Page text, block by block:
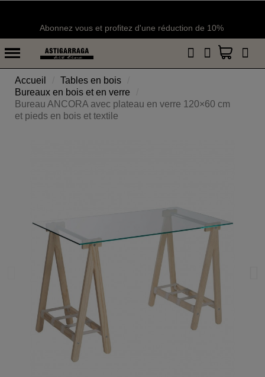
Abonnez vous et profitez d'une réduction de 10%
Accueil
Tables en bois
Bureaux en bois et en verre
Bureau ANCORA avec plateau en verre 120×60 cm
et pieds en bois et textile